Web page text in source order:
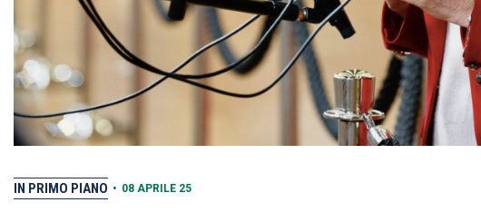
IN PRIMO PIANO • 08 APRILE 25